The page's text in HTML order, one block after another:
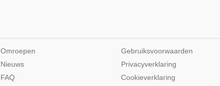
Omroepen
Nieuws
FAQ
Gebruiksvoorwaarden
Privacyverklaring
Cookieverklaring